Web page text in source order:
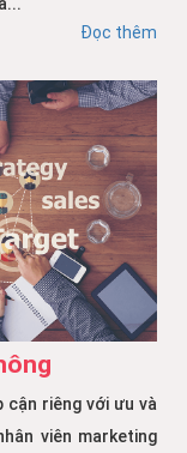
Đọc thêm
riêng với ưu và
viên marketing